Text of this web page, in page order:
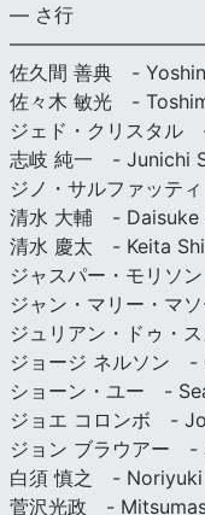
— さ行
佐久間 善典 -
佐々木 敏光 -
ジェド・クリスタ
志岐 純一 - Junichi
ジノ・サルファッ
清水 大輔 - Daisuke
清水 慶太 - Keita
ジャスパー・モリ
ジャン・マリー・マ
ジュリアン・ドゥ・
ジョージ ネルソン -
ショーン・ユー -
ジョエ コロンボ -
ジョン ブラウアー -
白須 慎之 - Noriyuki
菅沢光政 -